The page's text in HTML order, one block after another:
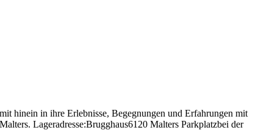
hinein in ihre Erlebnisse, Begegnungen und Erfahrungen mit
Lageradresse:Brugghaus6120 Malters Parkplatzbei der